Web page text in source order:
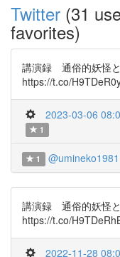
Twitter (31
favorites)
講演録 通俗的妖怪
https://t.co/
2023-03-06
1
1 @umineko1981
講演録 通俗的妖怪
https://t.co/
2022-11-28